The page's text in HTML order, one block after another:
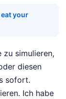
your
zu simulieren,
diesen
sofort.
Ich habe